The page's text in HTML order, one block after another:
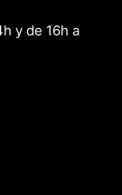
y de 16h a